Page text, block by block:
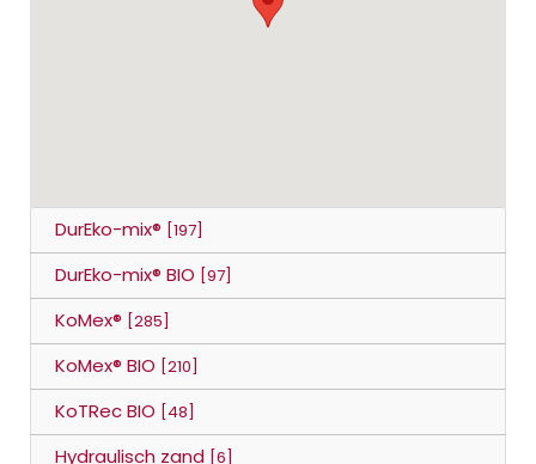
DurEko-mix® [197]
DurEko-mix® BIO [97]
KoMex® [285]
KoMex® BIO [210]
KoTRec BIO [48]
Hydraulisch zand [6]